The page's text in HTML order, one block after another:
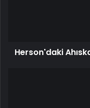
Herson'daki